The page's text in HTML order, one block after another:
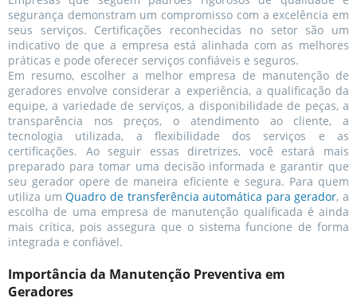
segurança demonstram um compromisso com a excelência em
seus serviços. Certificações reconhecidas no setor são um
indicativo de que a empresa está alinhada com as melhores
práticas e pode oferecer serviços confiáveis e seguros.
Em resumo, escolher a melhor empresa de manutenção de
geradores envolve considerar a experiência, a qualificação da
equipe, a variedade de serviços, a disponibilidade de peças, a
transparência nos preços, o atendimento ao cliente, a
tecnologia utilizada, a flexibilidade dos serviços e as
certificações. Ao seguir essas diretrizes, você estará mais
preparado para tomar uma decisão informada e garantir que
seu gerador opere de maneira eficiente e segura. Para quem
utiliza umQuadro de transferência automática para gerador, a
escolha de uma empresa de manutenção qualificada é ainda
mais crítica, pois assegura que o sistema funcione de forma
integrada e confiável.
Importância da Manutenção Preventiva em
Geradores